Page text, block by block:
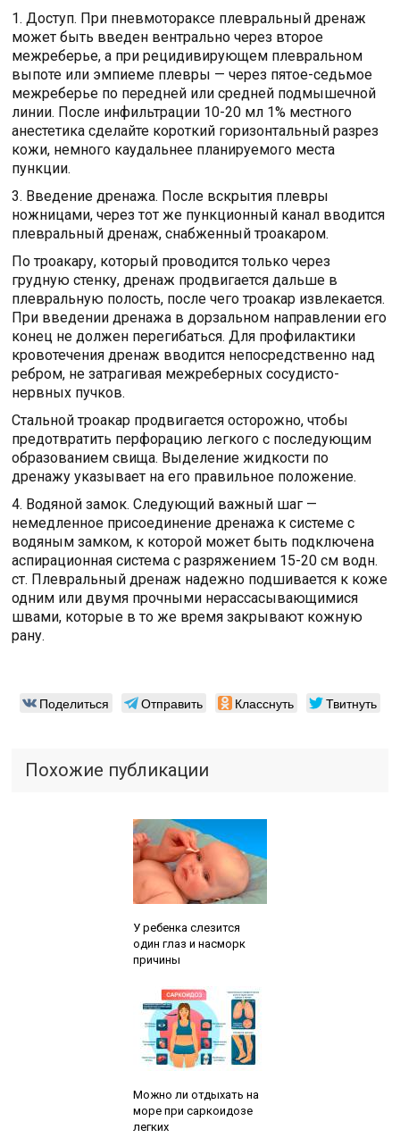
1. Доступ. При пневмотораксе плевральный дренаж
может быть введен вентрально через второе
межреберье, а при рецидивирующем плевральном
выпоте или эмпиеме плевры — через пятое-седьмое
межреберье по передней или средней подмышечной
линии. После инфильтрации 10-20 мл 1% местного
анестетика сделайте короткий горизонтальный разрез
кожи, немного каудальнее планируемого места
пункции.
3. Введение дренажа. После вскрытия плевры
ножницами, через тот же пункционный канал вводится
плевральный дренаж, снабженный троакаром.
По троакару, который проводится только через
грудную стенку, дренаж продвигается дальше в
плевральную полость, после чего троакар извлекается.
При введении дренажа в дорзальном направлении его
конец не должен перегибаться. Для профилактики
кровотечения дренаж вводится непосредственно над
ребром, не затрагивая межреберных сосудисто-
нервных пучков.
Стальной троакар продвигается осторожно, чтобы
предотвратить перфорацию легкого с последующим
образованием свища. Выделение жидкости по
дренажу указывает на его правильное положение.
4. Водяной замок. Следующий важный шаг —
немедленное присоединение дренажа к системе с
водяным замком, к которой может быть подключена
аспирационная система с разряжением 15-20 см водн.
ст. Плевральный дренаж надежно подшивается к коже
одним или двумя прочными нерассасывающимися
швами, которые в то же время закрывают кожную
рану.
Поделиться Отправить Класснуть Твитнуть
Похожие публикации
У ребенка слезится
один глаз и насморк
причины
Можно ли отдыхать на
море при саркоидозе
легких